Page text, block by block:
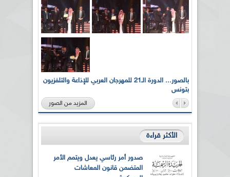
بالصور... الدورة الـ21 للمهرجان العربي للإذاعة والتلفزيون
بتونس
المزيد من الصور
الأكثر قراءة
صدور أمر رئاسي يعدل ويتمم الأمر
المتضمن قانون المعاشات